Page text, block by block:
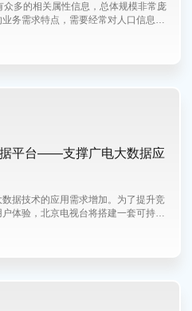
多的相关属性信息，总体规模非常庞
务需求特点，需要经常对人口信息进
平台——支撑广电大数据应
据技术的应用需求增加。为了提升竞
体验，北京电视台将搭建一套可持续